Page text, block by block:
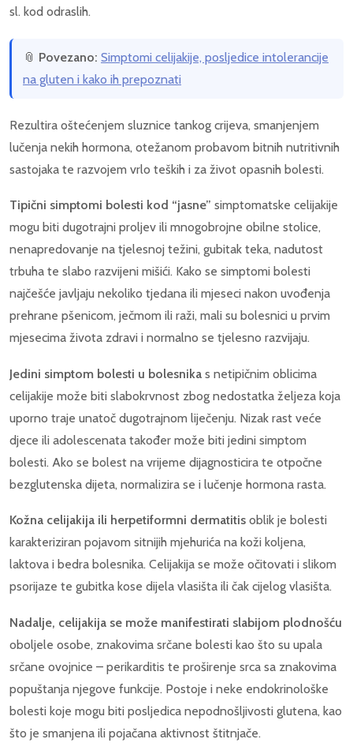
sl. kod odraslih.
📎 Povezano: Simptomi celijakije, posljedice intolerancije
na gluten i kako ih prepoznati
Rezultira oštećenjem sluznice tankog crijeva, smanjenjem
lučenja nekih hormona, otežanom probavom bitnih nutritivnih
sastojaka te razvojem vrlo teških i za život opasnih bolesti.
Tipični simptomi bolesti kod “jasne” simptomatske celijakije
mogu biti dugotrajni proljev ili mnogobrojne obilne stolice,
nenapredovanje na tjelesnoj težini, gubitak teka, nadutost
trbuha te slabo razvijeni mišići. Kako se simptomi bolesti
najčešće javljaju nekoliko tjedana ili mjeseci nakon uvođenja
prehrane pšenicom, ječmom ili raži, mali su bolesnici u prvim
mjesecima života zdravi i normalno se tjelesno razvijaju.
Jedini simptom bolesti u bolesnika s netipičnim oblicima
celijakije može biti slabokrvnost zbog nedostatka željeza koja
uporno traje unatoč dugotrajnom liječenju. Nizak rast veće
djece ili adolescenata također može biti jedini simptom
bolesti. Ako se bolest na vrijeme dijagnosticira te otpočne
bezglutenska dijeta, normalizira se i lučenje hormona rasta.
Kožna celijakija ili herpetiformni dermatitis oblik je bolesti
karakteriziran pojavom sitnijih mjehurića na koži koljena,
laktova i bedra bolesnika. Celijakija se može očitovati i slikom
psorijaze te gubitka kose dijela vlasišta ili čak cijelog vlasišta.
Nadalje, celijakija se može manifestirati slabijom plodnošću
oboljele osobe, znakovima srčane bolesti kao što su upala
srčane ovojnice – perikarditis te proširenje srca sa znakovima
popuštanja njegove funkcije. Postoje i neke endokrinološke
bolesti koje mogu biti posljedica nepodnošljivosti glutena, kao
što je smanjena ili pojačana aktivnost štitnjače.